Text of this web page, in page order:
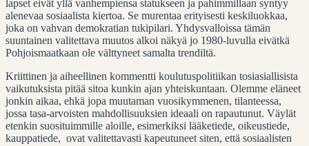
lapset eivät yllä vanhempiensa statukseen ja pahimmillaan syntyy
alenevaa sosiaalista kiertoa. Se murentaa erityisesti keskiluokkaa,
joka on vahvan demokratian tukipilari. Yhdysvalloissa tämän
suuntainen valitettava muutos alkoi näkyä jo 1980-luvulla eivätkä
Pohjoismaatkaan ole välttyneet samalta trendiltä.
Kriittinen ja aiheellinen kommentti koulutuspolitiikan tosiasiallisista
vaikutuksista pitää sitoa kunkin ajan yhteiskuntaan. Olemme eläneet
jonkin aikaa, ehkä jopa muutaman vuosikymmenen, tilanteessa,
jossa tasa-arvoisten mahdollisuuksien ideaali on rapautunut. Väylät
etenkin suosituimmille aloille, esimerkiksi lääketiede, oikeustiede,
kauppatiede, ovat valitettavasti kapeutuneet siten, että sosiaalisten